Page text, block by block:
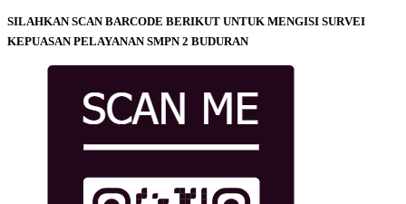
SILAHKAN SCAN BARCODE BERIKUT UNTUK MENGISI SURVEI
KEPUASAN PELAYANAN SMPN 2 BUDURAN